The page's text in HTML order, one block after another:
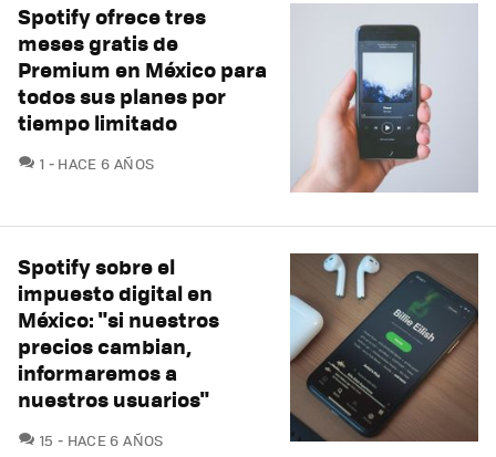
Spotify ofrece tres
meses gratis de
Premium en México para
todos sus planes por
tiempo limitado
1 COMENTARIOS
HACE 6 AÑOS
Spotify sobre el
impuesto digital en
México: "si nuestros
precios cambian,
informaremos a
nuestros usuarios"
15 COMENTARIOS
HACE 6 AÑOS